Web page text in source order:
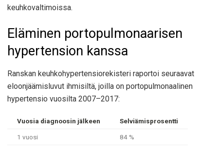
keuhkovaltimoissa.
Eläminen portopulmonaarisen
hypertension kanssa
Ranskan keuhkohypertensiorekisteri raportoi seuraavat
eloonjäämisluvut ihmisiltä, ​​joilla on portopulmonaalinen
hypertensio vuosilta 2007–2017:
Vuosia diagnoosin jälkeen Selviämisprosentti
1 vuosi 84 %